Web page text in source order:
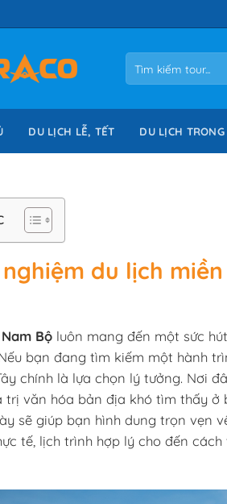
kiếm:
DU LỊCH LỄ, TẾT DU LỊCH TRONG
du lịch
Bộ luôn mang đến một sức
bạn đang tìm kiếm một hành
chính là lựa chọn lý tưởng. Nơi
trị văn hóa bản địa khó tìm thấy ở
sẽ giúp bạn hình dung trọn vẹn
tế, lịch trình hợp lý cho đến